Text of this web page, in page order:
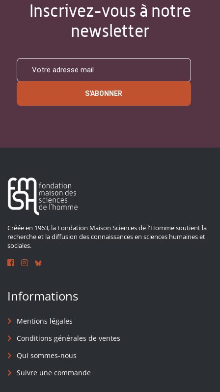
Inscrivez-vous à notre
newsletter
S'ABONNER
Créée en 1963, la Fondation Maison Sciences de l'Homme soutient la
recherche et la diffusion des connaissances en sciences humaines et
sociales.
Informations
Mentions légales
Conditions générales de ventes
Qui sommes-nous
Suivre une commande